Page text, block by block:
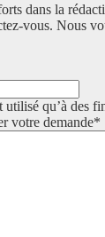
dans la
vous. Nous
utilisé qu’à des
votre demande*